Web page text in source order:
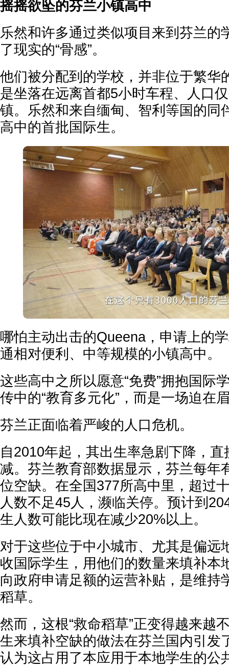
摇摇欲坠的芬兰小镇高中
乐然和许多通过类似项目来到芬兰的
了现实的“骨感”。
他们被分配到的学校，并非位于繁华
是坐落在远离首都5小时车程、人口
镇。乐然和来自缅甸、智利等国的同
高中的首批国际生。
哪怕主动出击的Queena，申请上的
通相对便利、中等规模的小镇高中。
这些高中之所以愿意“免费”拥抱国际
传中的“教育多元化”，而是一场迫在
芬兰正面临着严峻的人口危机。
自2010年起，其出生率急剧下降，
减。芬兰教育部数据显示，芬兰每年
位空缺。在全国377所高中里，超过
人数不足45人，濒临关停。预计到
生人数可能比现在减少20%以上。
对于这些位于中小城市、尤其是偏远
收国际学生，用他们的数量来填补本
向政府申请足额的运营补贴，是维持
稻草。
然而，这根“救命稻草”正变得越来越
生来填补空缺的做法在芬兰国内引发
认为这占用了本应用于本地学生的公